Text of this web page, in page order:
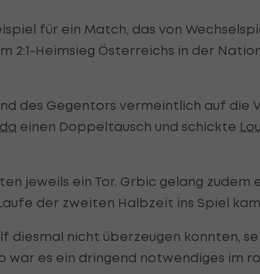
für ein Match, das von
2:1-Heimsieg Österreichs in der
des Gegentors vermeintlich auf die
einen Doppeltausch und schickte
jeweils ein Tor. Grbic gelang zudem
der zweiten Halbzeit ins Spiel
nicht überzeugen konnten,
war es ein dringend notwendiges im